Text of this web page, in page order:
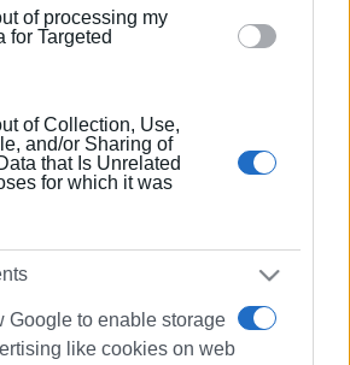
of processing my
for Targeted
of Collection, Use,
and/or Sharing of
that Is Unrelated
for which it was
Google to enable storage
like cookies on web
Εκδήλωση «ΜΙΡ-ΕΛΑ, στο Φως» –
Μία αληθινή ιστορία
ενδοοικογενειακής βίας
Συνελήφθη 38χρονος για
απόπειρα ανθρωποκτονίας
Πυροσβεστικής